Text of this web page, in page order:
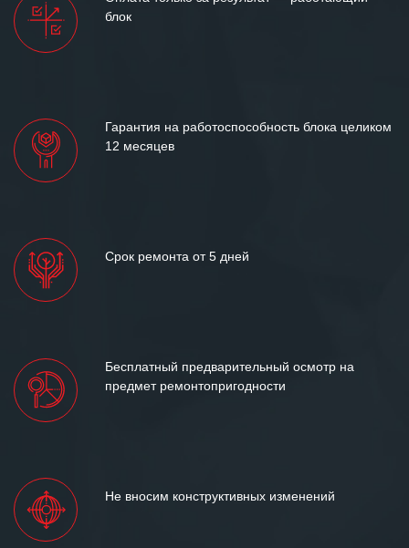
между нашими компаниями открытые
блок
Гарантия на работоспособность блока целиком
12 месяцев
Срок ремонта от 5 дней
Бесплатный предварительный осмотр на
предмет ремонтопригодности
Не вносим конструктивных изменений